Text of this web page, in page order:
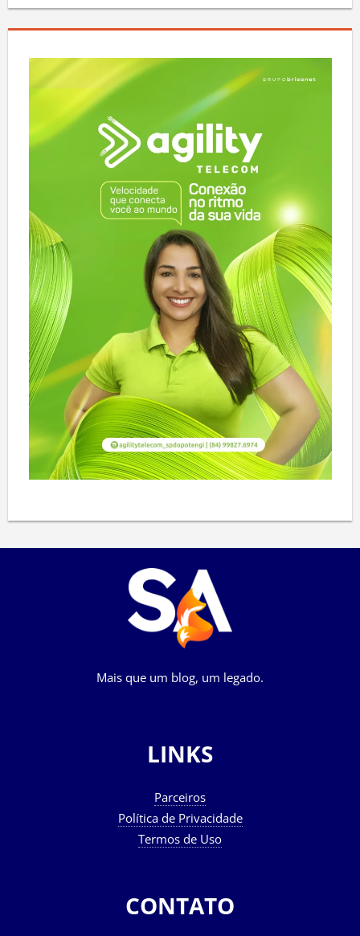
Mais que um blog, um legado.
LINKS
Parceiros
Política de Privacidade
Termos de Uso
CONTATO